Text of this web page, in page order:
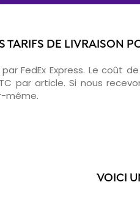
TARIFS DE LIVRAISON
FedEx Express. Le coût
par article. Si nous
même.
VOICI